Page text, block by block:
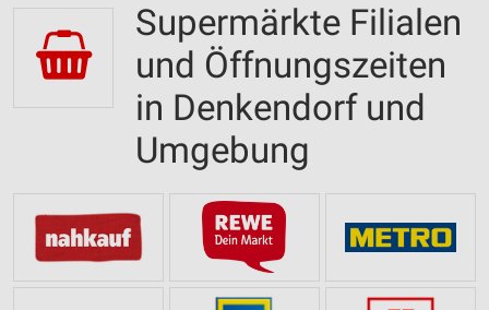
Supermärkte Filialen
und Öffnungszeiten
in Denkendorf und
Umgebung